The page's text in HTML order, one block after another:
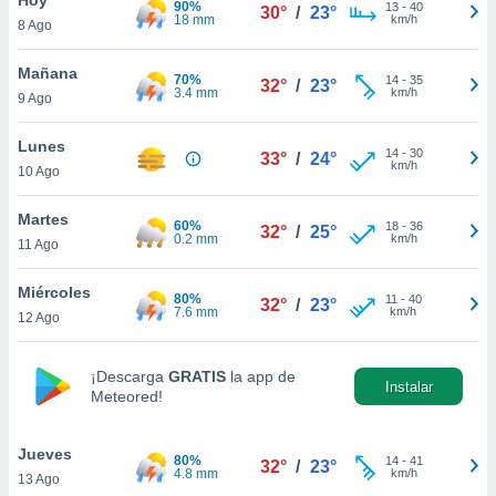
y
en
más
de
cookies
aceptar
8 Ago
90%
18 mm
30° / 23° 13- 40
km/h
Mañana
9 Ago
70%
3.4 mm
32° / 23° 14- 35
km/h
Lunes
10 Ago
33° / 24° 14- 30
km/h
Martes
11 Ago
60%
0.2 mm
32° / 25° 18- 36
km/h
Miércoles
12 Ago
80%
7.6 mm
32° / 23° 11 - 40
km/h
¡Descarga GRATIS la app de
Meteored!
Instalar
Jueves
13 Ago
80%
4.8 mm
32° / 23° 14- 41
km/h